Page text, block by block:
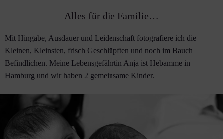
Alles für die Familie…
Mit Hingabe, Ausdauer und Leidenschaft fotografiere ich die
Kleinen, Kleinsten, frisch Geschlüpften und noch im Bauch
Befindlichen. Meine Lebensgefährtin Anja ist Hebamme in
Hamburg und wir haben 2 gemeinsame Kinder.